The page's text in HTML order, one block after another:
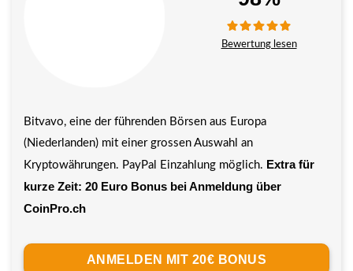
Bitvavo, eine der führenden Börsen aus Europa
(Niederlanden) mit einer grossen Auswahl an
Kryptowährungen. PayPal Einzahlung möglich. Extra für
kurze Zeit: 20 Euro Bonus bei Anmeldung über
CoinPro.ch
Bewertung lesen
ANMELDEN MIT 20€ BONUS